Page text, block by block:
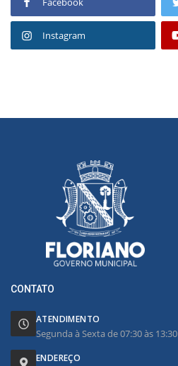
Instagram
CONTATO
ATENDIMENTO
Segunda à Sexta de 07:30 às 13:30
ENDEREÇO